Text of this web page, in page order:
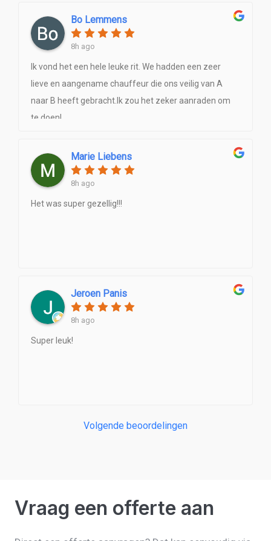
Bo Lemmens
8h ago
Ik vond het een hele leuke rit. We hadden een zeer
lieve en aangename chauffeur die ons veilig van A
naar B heeft gebracht.Ik zou het zeker aanraden om
te doen!
Marie Liebens
8h ago
Het was super gezellig!!!
Jeroen Panis
8h ago
Super leuk!
Volgende beoordelingen
Vraag een offerte aan